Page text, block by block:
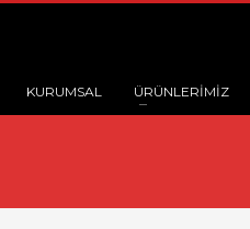
KURUMSAL ÜRÜNLERİMİZ